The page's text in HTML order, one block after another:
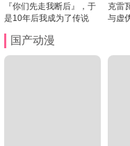
『你们先走我断后』，于
是10年后我成为了传说
克雷
与虚
国产动漫